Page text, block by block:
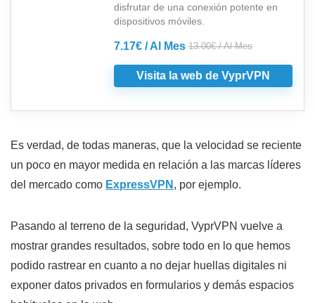
disfrutar de una conexión potente en
dispositivos móviles.
7.17€ / Al Mes 13.00€ / Al Mes
Visita la web de VyprVPN
Es verdad, de todas maneras, que la velocidad se reciente
un poco en mayor medida en relación a las marcas líderes
del mercado como ExpressVPN , por ejemplo.
Pasando al terreno de la seguridad, VyprVPN vuelve a
mostrar grandes resultados, sobre todo en lo que hemos
podido rastrear en cuanto a no dejar huellas digitales ni
exponer datos privados en formularios y demás espacios